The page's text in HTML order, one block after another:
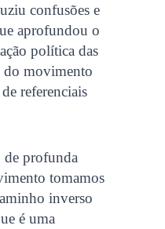
confusões e
aprofundou o
política das
do movimento
referenciais
de profunda
tomamos
inverso
é uma